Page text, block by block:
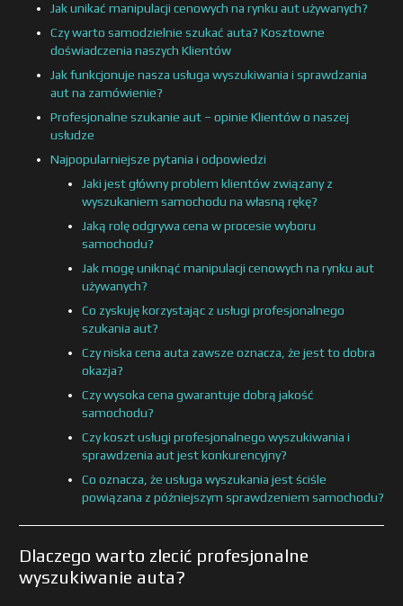
Jak unikać manipulacji cenowych na rynku aut używanych?
Czy warto samodzielnie szukać auta? Kosztowne
doświadczenia naszych Klientów
Jak funkcjonuje nasza usługa wyszukiwania i sprawdzania
aut na zamówienie?
Profesjonalne szukanie aut – opinie Klientów o naszej
usłudze
Najpopularniejsze pytania i odpowiedzi
Jaki jest główny problem klientów związany z
wyszukaniem samochodu na własną rękę?
Jaką rolę odgrywa cena w procesie wyboru
samochodu?
Jak mogę uniknąć manipulacji cenowych na rynku aut
używanych?
Co zyskuję korzystając z usługi profesjonalnego
szukania aut?
Czy niska cena auta zawsze oznacza, że jest to dobra
okazja?
Czy wysoka cena gwarantuje dobrą jakość
samochodu?
Czy koszt usługi profesjonalnego wyszukiwania i
sprawdzenia aut jest konkurencyjny?
Co oznacza, że usługa wyszukania jest ściśle
powiązana z późniejszym sprawdzeniem samochodu?
Dlaczego warto zlecić profesjonalne
wyszukiwanie auta?